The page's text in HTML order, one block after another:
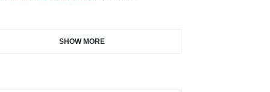
SHOW MORE